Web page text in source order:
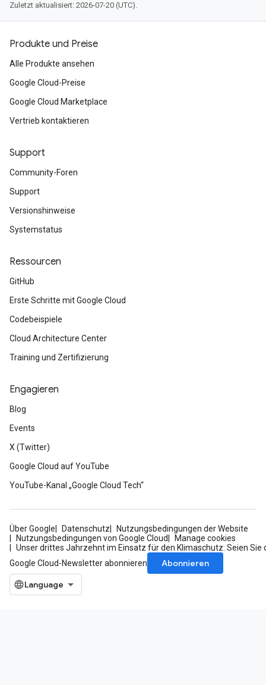
Zuletzt aktualisiert: 2026-07-20 (UTC).
Produkte und Preise
Alle Produkte ansehen
Google Cloud-Preise
Google Cloud Marketplace
Vertrieb kontaktieren
Support
Community-Foren
Support
Versionshinweise
Systemstatus
Ressourcen
GitHub
Erste Schritte mit Google Cloud
Codebeispiele
Cloud Architecture Center
Training und Zertifizierung
Engagieren
Blog
Events
X (Twitter)
Google Cloud auf YouTube
YouTube-Kanal „Google Cloud Tech“
Über Google Datenschutz
Nutzungsbedingungen der Website
Nutzungsbedingungen von Google Cloud
Manage cookies
Unser drittes Jahrzehnt im Einsatz für den Klimaschutz: Seien Sie
Google Cloud-Newsletter abonnieren
Abonnieren